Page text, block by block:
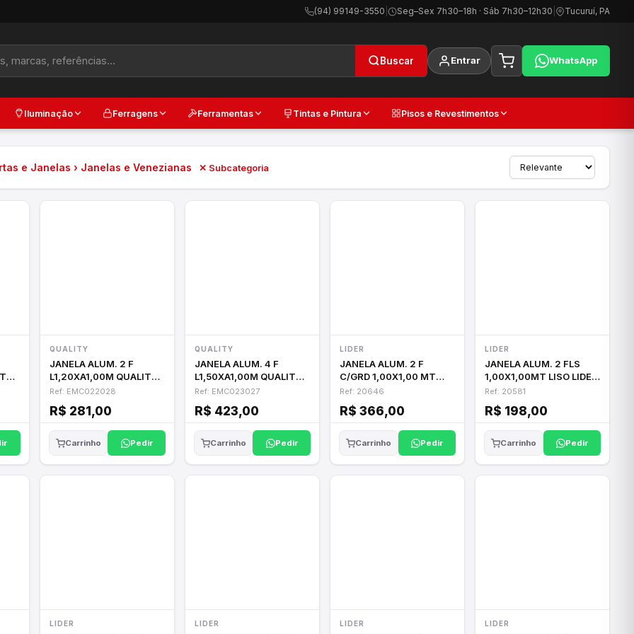
(94) 99149-3550 | Seg–Sex 7h30–18h · Sáb 7h30–12h30 Tucuruí, PA
Buscar Entrar WhatsApp
Iluminação Ferragens Ferramentas Tintas e Pintura Pisos e Revestimentos
e Janelas › Janelas e Venezianas ✕ Subcategoria
QUALITY
JANELA ALUM. 2 F
L1,20XA1,00M QUALITY
CANELADO
Ref: EMC022028
R$ 281,00
Carrinho Pedir
QUALITY
JANELA ALUM. 4 F
L1,50XA1,00M QUALITY
LISO
Ref: EMC023027
R$ 423,00
Carrinho Pedir
LIDER
JANELA ALUM. 2 F
C/GRD 1,00X1,00 MT
LIDER 20646
Ref: 20646
R$ 366,00
Carrinho Pedir
LIDER
JANELA ALUM. 2 FLS
1,00X1,00MT LISO LIDER
20581
Ref: 20581
R$ 198,00
Carrinho Pedir
LIDER LIDER LIDER LIDER